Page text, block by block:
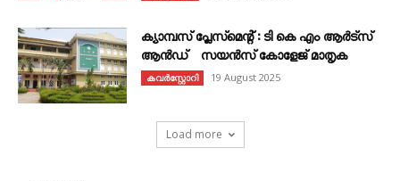
ക്യാമ്പസ് പ്ലേസ്മെന്റ് : ടി കെ എം ആർട്സ്
ആൻഡ് സയൻസ് കോളേജ് മാതൃക
കവര്‍സ്റ്റോറി 19 August 2025
Load more